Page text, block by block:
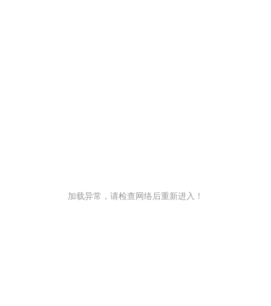
加载异常，请检查网络后重新进入！